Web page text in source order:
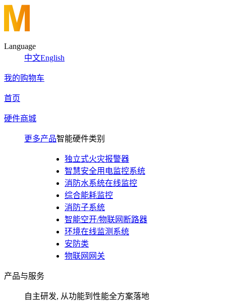
Language
中文English
我的购物车
首页
硬件商城
更多产品智能硬件类别
独立式火灾报警器
智慧安全用电监控系统
消防水系统在线监控
综合能耗监控
消防子系统
智能空开/物联网断路器
环境在线监测系统
安防类
物联网网关
产品与服务
自主研发, 从功能到性能全方案落地